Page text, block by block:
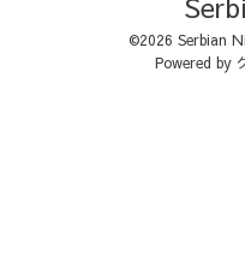
©2026 Serbian
Powered by